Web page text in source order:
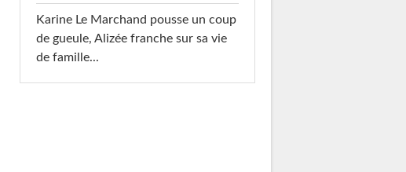
Karine Le Marchand pousse un coup
de gueule, Alizée franche sur sa vie
de famille...